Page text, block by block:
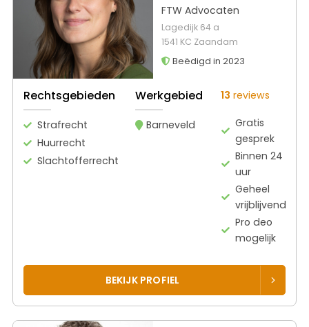
FTW Advocaten
Lagedijk 64 a
1541 KC Zaandam
Beëdigd in 2023
Rechtsgebieden
Strafrecht
Huurrecht
Slachtofferrecht
Werkgebied
Barneveld
13 reviews
Gratis
gesprek
Binnen 24
uur
Geheel
vrijblijvend
Pro deo
mogelijk
BEKIJK PROFIEL